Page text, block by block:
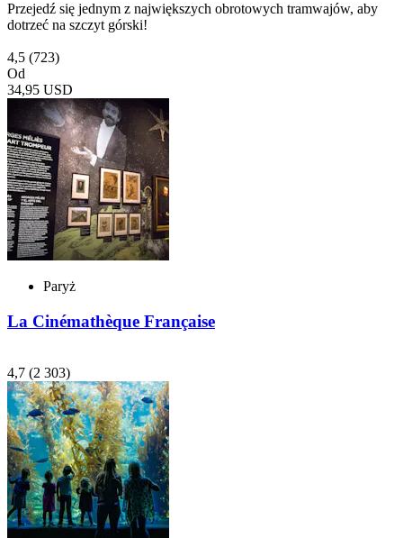
Przejedź się jednym z największych obrotowych tramwajów, aby
dotrzeć na szczyt górski!
4,5 (723)
Od
34,95 USD
Paryż
La Cinémathèque Française
4,7 (2 303)